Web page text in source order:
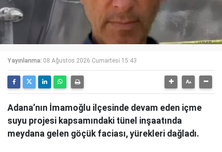
Yayınlanma: 08 Ağustos 2026 Cumartesi 15:43
Adana’nın İmamoğlu ilçesinde devam eden içme
suyu projesi kapsamındaki tünel inşaatında
meydana gelen göçük faciası, yürekleri dağladı.